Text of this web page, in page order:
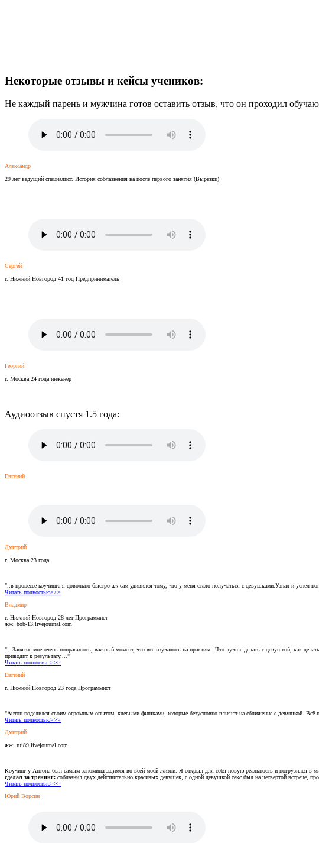
Некоторые отзывы и кейсы учеников:
Не каждый парень и мужчина готов оставить отзыв, что он проходил
Александр
29 лет ведущий специалист. История соблазнения на после первого занятия (Вырезки)
Сергей
г. Нижний Новгород 41 год Предприниматель
Георгий
г. Москва 24 года инженер
Аудиоотзыв спустя 1.5 года:
Евгений
Дмитрий
г. Москва 23 года
"..в процессе коучинга я довольно быстро аж сам удивился тому, что у меня стало получаться с девушками.Узнал и
Читать полностью>>>
Владмир
г. Нижний Новгород 28 лет Программист
жж: bob-13.livejournal.com
"...Занятие мне очень понравилось, важный момент, что все изучалось на практике. Что лучше делать с девушкой, как
приводит к результату...."
Читать полностью>>>
Евгений
г. Нижний Новгород 23 года Программист
"Антон поделился своим огромным опытом, клевыми фишками, которые безусловно влияют на сближение с девушкой. Всё
Читать полностью>>>
Дмитрий
жж: rui89.livejournal.com
Коучинг у Антона был самым запоминающимся во всей моей жизни. Я открыл для себя новую реальность и погрузился в
сделал за тренинг: соблазнил двух действительно красивых девушек, с одной девушкой секс был на четвертой встрече,
Читать полностью>>>
Юрий Ворсин